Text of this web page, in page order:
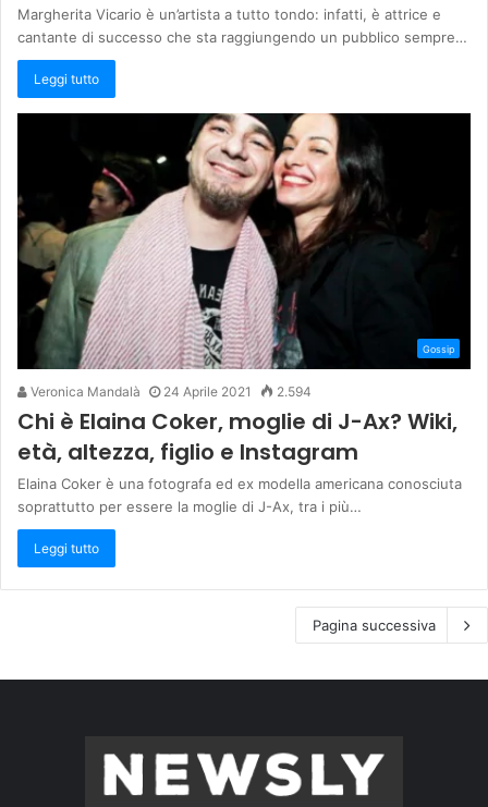
Margherita Vicario è un’artista a tutto tondo: infatti, è attrice e
cantante di successo che sta raggiungendo un pubblico sempre…
Leggi tutto
Gossip
Veronica Mandalà 24 Aprile 2021 2.594
Chi è Elaina Coker, moglie di J-Ax? Wiki,
età, altezza, figlio e Instagram
Elaina Coker è una fotografa ed ex modella americana conosciuta
soprattutto per essere la moglie di J-Ax, tra i più…
Leggi tutto
Pagina successiva